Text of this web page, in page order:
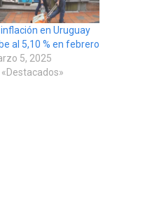
inflación en Uruguay
al 5,10 % en febrero
5, 2025
«Destacados»